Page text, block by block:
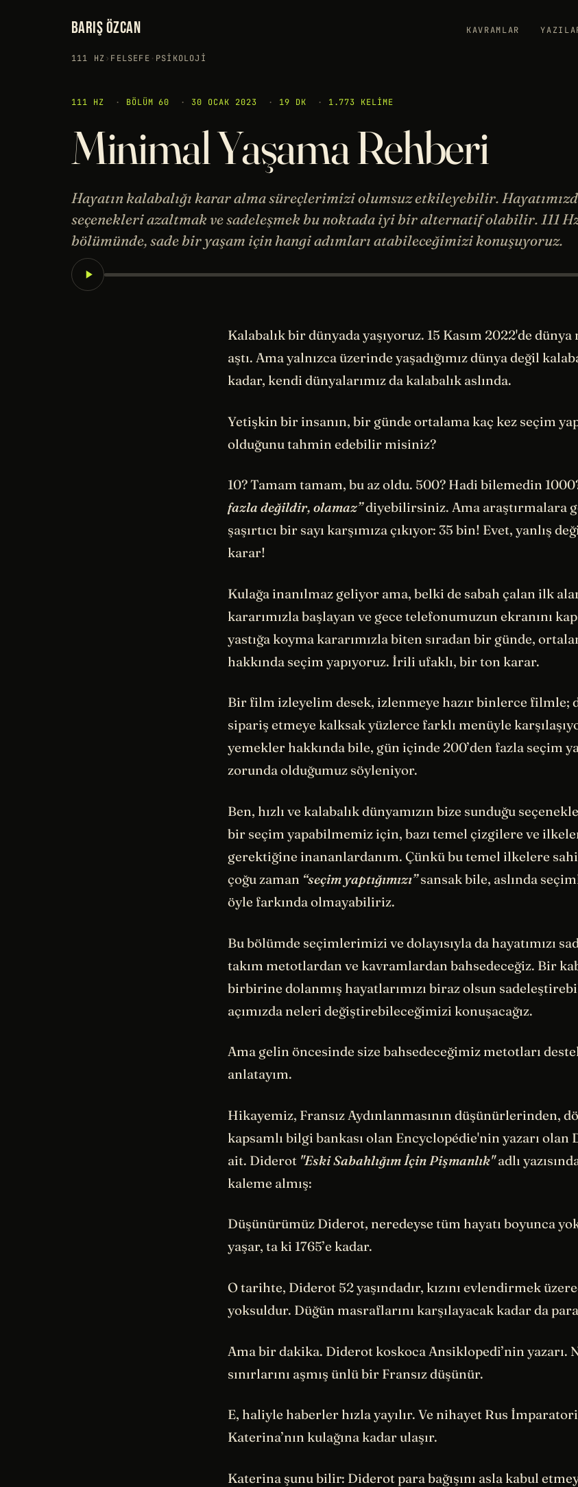
BARIŞ ÖZCAN KAVRAMLAR
111 HZ› FELSEFE · PSIKOLOJI
111 HZ · BÖLÜM 60 · 30 OCAK 2023 · 19 DK · 1.773 KELIME
Minimal Yaşama Rehberi
Hayatın kalabalığı karar alma süreçlerimizi olumsuz etkileyebilir.
seçenekleri azaltmak ve sadeleşmek bu noktada iyi bir alternatif olabilir. 111
bölümünde, sade bir yaşam için hangi adımları atabileceğimizi konuşuyoruz.
Kalabalık bir dünyada yaşıyoruz. 15 Kasım 2022'de
aştı. Ama yalnızca üzerinde yaşadığımız dünya değil
kadar, kendi dünyalarımız da kalabalık aslında.
Yetişkin bir insanın, bir günde ortalama kaç kez seçim
olduğunu tahmin edebilir misiniz?
10? Tamam tamam, bu az oldu. 500? Hadi bilemedin
fazla değildir, olamaz”diyebilirsiniz. Ama araştırmalara
şaşırtıcı bir sayı karşımıza çıkıyor: 35 bin! Evet, yanlış
karar!
Kulağa inanılmaz geliyor ama, belki de sabah çalan ilk
kararımızla başlayan ve gece telefonumuzun ekranını
yastığa koyma kararımızla biten sıradan bir günde,
hakkında seçim yapıyoruz. İrili ufaklı, bir ton karar.
Bir film izleyelim desek, izlenmeye hazır binlerce filmle;
sipariş etmeye kalksak yüzlerce farklı menüyle
yemekler hakkında bile, gün içinde 200’den fazla seçim
zorunda olduğumuz söyleniyor.
Ben, hızlı ve kalabalık dünyamızın bize sunduğu
bir seçim yapabilmemiz için, bazı temel çizgilere ve
gerektiğine inananlardanım. Çünkü bu temel ilkelere
çoğu zaman “seçim yaptığımızı”sansak bile, aslında
öyle farkında olmayabiliriz.
Bu bölümde seçimlerimizi ve dolayısıyla da hayatımızı
takım metotlardan ve kavramlardan bahsedeceğiz. Bir
birbirine dolanmış hayatlarımızı biraz olsun
açımızda neleri değiştirebileceğimizi konuşacağız.
Ama gelin öncesinde size bahsedeceğimiz metotları
anlatayım.
Hikayemiz, Fransız Aydınlanmasının düşünürlerinden,
kapsamlı bilgi bankası olan Encyclopédie'nin yazarı olan
ait. Diderot "Eski Sabahlığım İçin Pişmanlık"adlı
kaleme almış:
Düşünürümüz Diderot, neredeyse tüm hayatı boyunca
yaşar, ta ki 1765’e kadar.
O tarihte, Diderot 52 yaşındadır, kızını evlendirmek
yoksuldur. Düğün masraflarını karşılayacak kadar da
Ama bir dakika. Diderot koskoca Ansiklopedi’nin yazarı.
sınırlarını aşmış ünlü bir Fransız düşünür.
E, haliyle haberler hızla yayılır. Ve nihayet Rus
Katerina’nın kulağına kadar ulaşır.
Katerina şunu bilir: Diderot para bağışını asla kabul